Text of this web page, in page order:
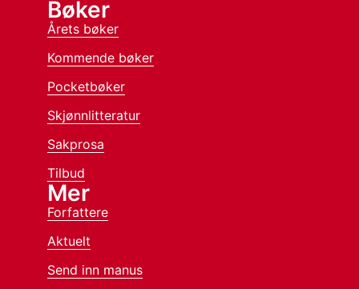
Bøker
Årets bøker
Kommende bøker
Pocketbøker
Skjønnlitteratur
Sakprosa
Tilbud
Mer
Forfattere
Aktuelt
Send inn manus